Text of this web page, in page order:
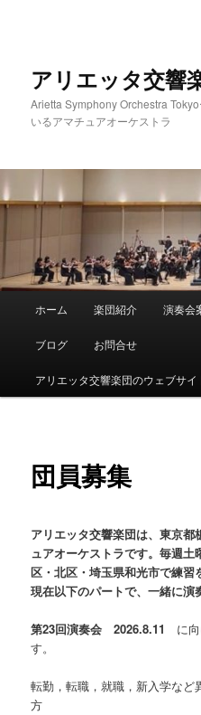
移
動
アリエッタ交響
Arietta Symphony Orchestra
いるアマチュアオーケストラ
ュ
ホーム 楽団紹介 演奏会
ブログ お問合せ
アリエッタ交響楽団のウェブサイ
団員募集
アリエッタ交響楽団は、東京
ュアオーケストラです。毎週
区・北区・埼玉県和光市で練習
現在以下のパートで、一緒に演
第23回演奏会 2026.8.11
に向
す。
転勤，転職，就職，新入学な
方